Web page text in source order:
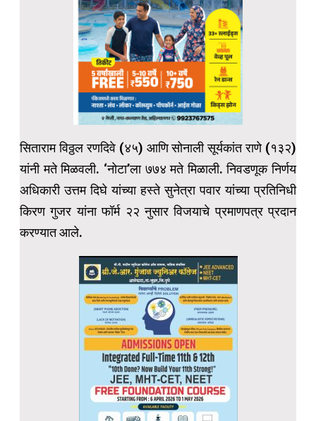
सिताराम विठ्ठल रणदिवे (४५) आणि सोनाली सूर्यकांत राणे (१३२)
यांनी मते मिळवली. ‘नोटा’ला ७७४ मते मिळाली. निवडणूक निर्णय
अधिकारी उत्तम दिघे यांच्या हस्ते सुनेत्रा पवार यांच्या प्रतिनिधी
किरण गुजर यांना फॉर्म २२ नुसार विजयाचे प्रमाणपत्र प्रदान
करण्यात आले.